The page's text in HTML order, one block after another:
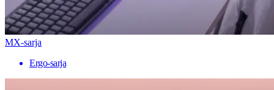
MX-sarja
Ergo-sarja